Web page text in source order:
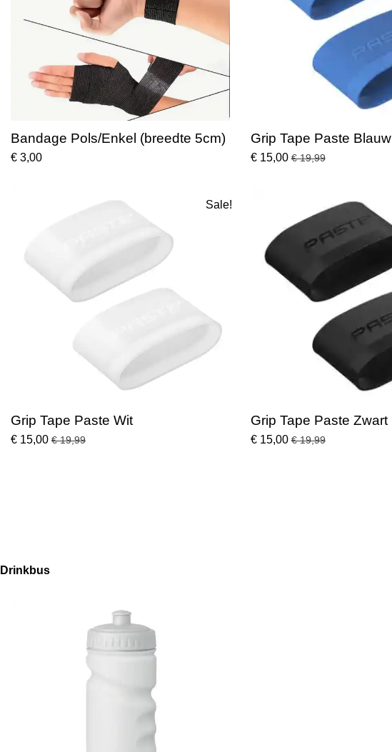
Bandage Pols/Enkel (breedte 5cm)
€ 3,00
Grip Tape Paste Blauw
€ 15,00 € 19,99
Sale!
Grip Tape Paste Wit
€ 15,00 € 19,99
Grip Tape Paste Zwart
€ 15,00 € 19,99
Drinkbus